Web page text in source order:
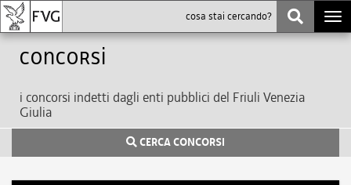
Concorsi
i concorsi indetti dagli enti pubblici del Friuli Venezia
Giulia
CERCA CONCORSI